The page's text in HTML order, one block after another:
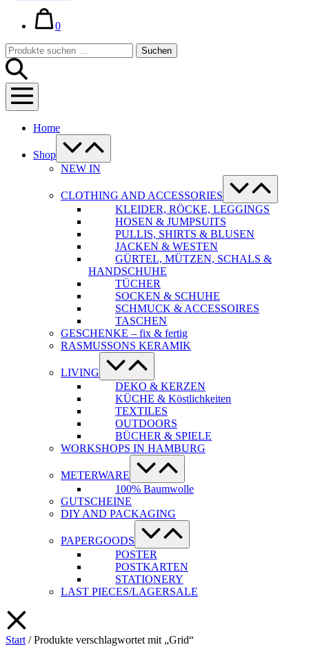
Warenkorb
0im
Suche-
Schalter
Suchen
nach:
Suchen
Menü-
Schalter
Home
Shop
Menü-
Schalter
NEW IN
CLOTHING AND ACCESSORIES
Menü-
Schalter
KLEIDER, RÖCKE, LEGGINGS
HOSEN & JUMPSUITS
PULLIS, SHIRTS & BLUSEN
JACKEN & WESTEN
GÜRTEL, MÜTZEN, SCHALS &
HANDSCHUHE
TÜCHER
SOCKEN & SCHUHE
SCHMUCK & ACCESSOIRES
TASCHEN
GESCHENKE – fix & fertig
RASMUSSONS KERAMIK
LIVING
Menü-
Schalter
DEKO & KERZEN
KÜCHE & Köstlichkeiten
TEXTILES
OUTDOORS
BÜCHER & SPIELE
WORKSHOPS IN HAMBURG
METERWARE
Menü-
Schalter
100% Baumwolle
GUTSCHEINE
DIY AND PACKAGING
PAPERGOODS
Menü-
Schalter
POSTER
POSTKARTEN
STATIONERY
LAST PIECES/LAGERSALE
Start / Produkte verschlagwortet mit „Grid“